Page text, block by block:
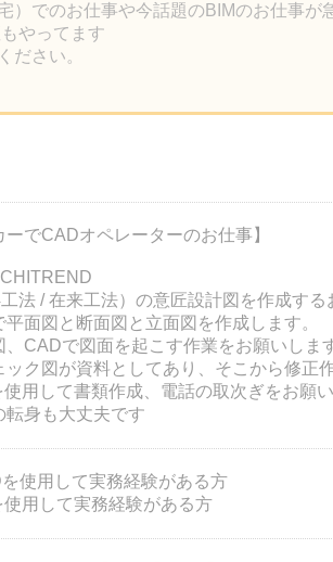
）でのお仕事や今話題のBIMのお仕事
もやってます
ださい。
ーでCADオペレーターのお仕事】
法 / 在来工法）の意匠設計図を作成する
面図と断面図と立面図を作成します。
CADで図面を起こす作業をお願いしま
ック図が資料としてあり、そこから修正
用して書類作成、電話の取次ぎをお願い
転身も大丈夫です
使用して実務経験がある方
使用して実務経験がある方